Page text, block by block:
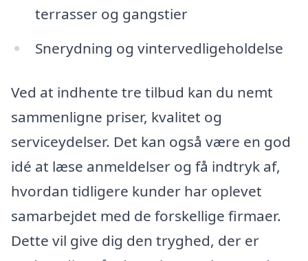
terrasser og gangstier
Snerydning og vintervedligeholdelse
Ved at indhente tre tilbud kan du nemt
sammenligne priser, kvalitet og
serviceydelser. Det kan også være en god
idé at læse anmeldelser og få indtryk af,
hvordan tidligere kunder har oplevet
samarbejdet med de forskellige firmaer.
Dette vil give dig den tryghed, der er